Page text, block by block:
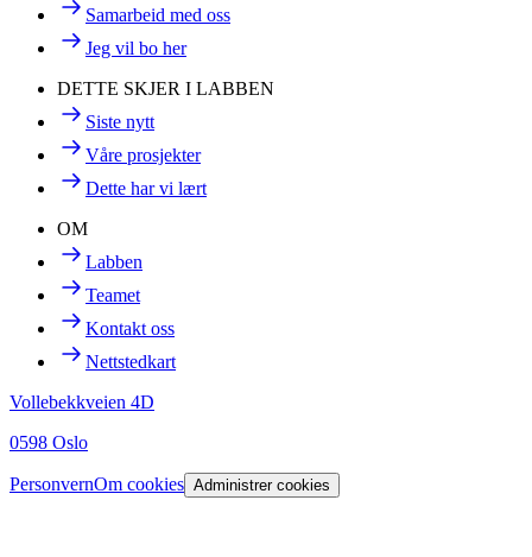
Samarbeid med oss
Jeg vil bo her
DETTE SKJER I LABBEN
Siste nytt
Våre prosjekter
Dette har vi lært
OM
Labben
Teamet
Kontakt oss
Nettstedkart
Vollebekkveien 4D
0598 Oslo
PersonvernOm cookies Administrer cookies